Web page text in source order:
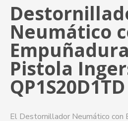
Neumático
Pistola
QP1S20D1TD
El Destornillador Neumático con